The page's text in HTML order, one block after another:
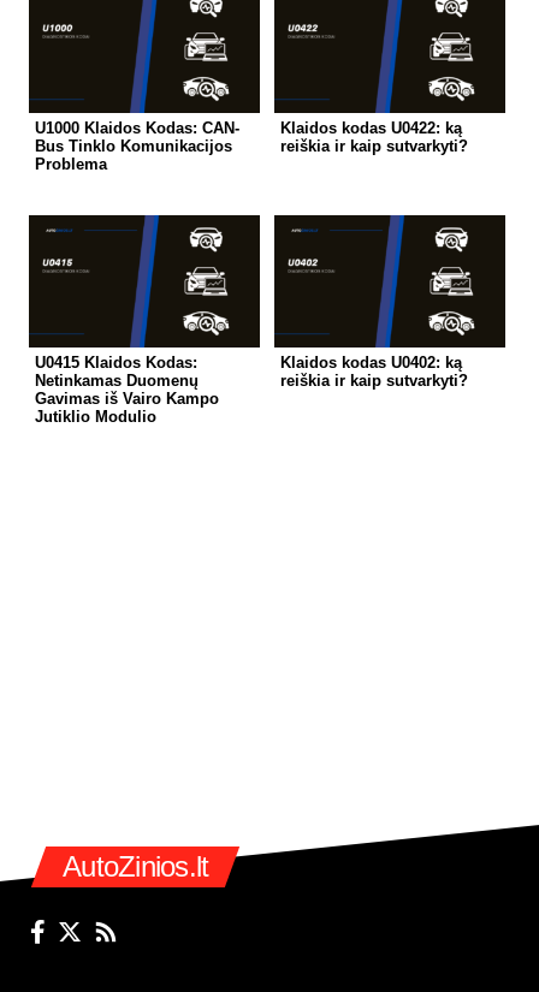
U1000 Klaidos Kodas: CAN-
Bus Tinklo Komunikacijos
Problema
Klaidos kodas U0422: ką
reiškia ir kaip sutvarkyti?
U0415 Klaidos Kodas:
Netinkamas Duomenų
Gavimas iš Vairo Kampo
Jutiklio Modulio
Klaidos kodas U0402: ką
reiškia ir kaip sutvarkyti?
AutoZinios.lt